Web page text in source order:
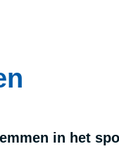
in het